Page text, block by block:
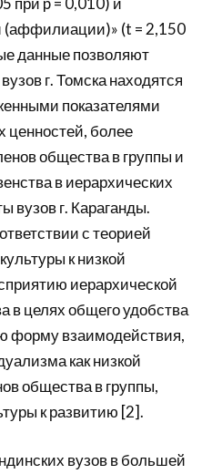
(аффилиации)» (t = 2,150
данные позволяют
г. Томска находятся
показателями
ценностей, более
общества в группы и
в иерархических
вузов г. Караганды.
с теорией
к низкой
иерархической
в целях общего удобства
форму взаимодействия,
как низкой
общества в группы,
к развитию [2].
вузов в большей